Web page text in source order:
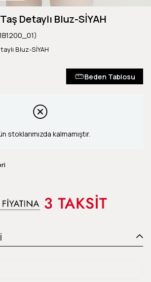
Detaylı Bluz-SİYAH
Bluz-SİYAH
Beden Tablosu
stoklarımızda kalmamıştır.